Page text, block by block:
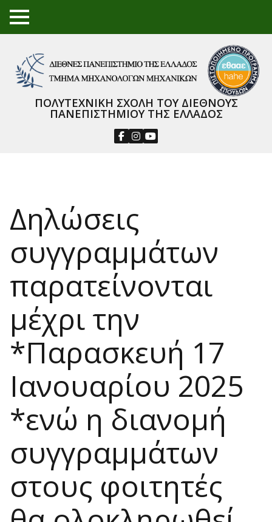
TO
GGL
NU
ΠΟΛΥΤΕΧΝΙΚΗ ΣΧΟΛΗ ΤΟΥ ΔΙΕΘΝΟΥΣ
ΠΑΝΕΠΙΣΤΗΜΙΟΥ ΤΗΣ ΕΛΛΑΔΟΣ
Δηλώσεις
συγγραμμάτων
παρατείνονται
μέχρι την
*Παρασκευή 17
Ιανουαρίου 2025
*ενώ η διανομή
συγγραμμάτων
στους φοιτητές